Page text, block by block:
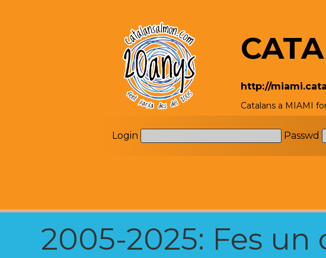
http://
Catalans a MIAMI
Login Passwd
2005-2025: Fes un